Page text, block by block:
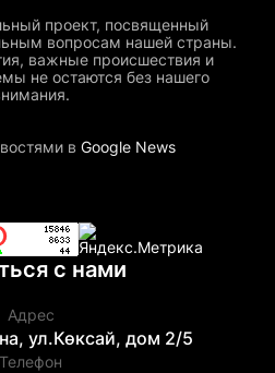
проект, посвященный
вопросам нашей страны.
важные происшествия и
не остаются без нашего
в Google News
с нами
Адрес
ул.Көксай, дом 2/5
Телефон